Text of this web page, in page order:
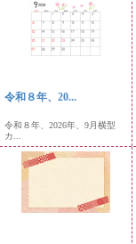
令和８年、20...
令和８年、2026年、9月横型
カ...